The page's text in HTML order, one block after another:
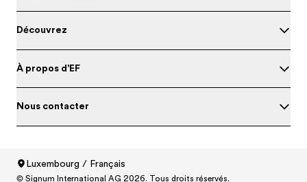
Evalue ton niveau d'anglais
Découvrez
À propos d'EF
Nous contacter
Luxembourg / Français
© Signum International AG 2026. Tous droits réservés.